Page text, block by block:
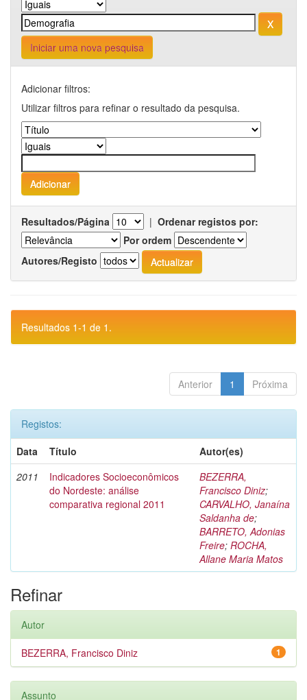
Iniciar uma nova pesquisa
Adicionar filtros:
Utilizar filtros para refinar o resultado da pesquisa.
Resultados/Página | Ordenar registos por:
Por ordem
Autores/Registo
Resultados 1-1 de 1.
Anterior 1 Próxima
Registos:
Data
Título
Autor(es)
2011
Indicadores Socioeconômicos
do Nordeste: análise
comparativa regional 2011
BEZERRA,
Francisco Diniz;
CARVALHO, Janaína
Saldanha de;
BARRETO, Adonias
Freire; ROCHA,
Allane Maria Matos
Refinar
Autor
1
BEZERRA, Francisco Diniz
Assunto